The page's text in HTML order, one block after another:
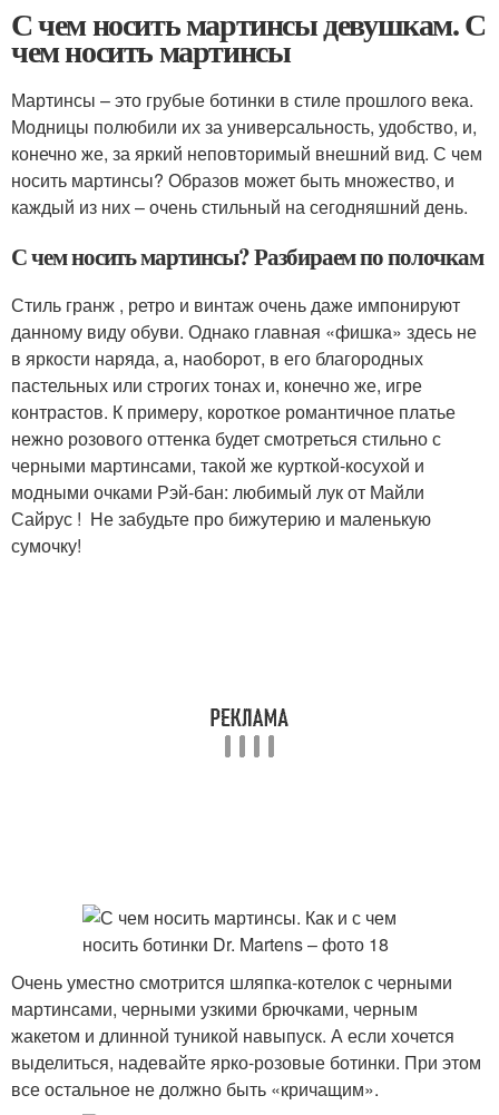
С чем носить мартинсы девушкам. С
чем носить мартинсы
Мартинсы – это грубые ботинки в стиле прошлого века.
Модницы полюбили их за универсальность, удобство, и,
конечно же, за яркий неповторимый внешний вид. С чем
носить мартинсы? Образов может быть множество, и
каждый из них – очень стильный на сегодняшний день.
С чем носить мартинсы? Разбираем по полочкам
Стиль гранж , ретро и винтаж очень даже импонируют
данному виду обуви. Однако главная «фишка» здесь не
в яркости наряда, а, наоборот, в его благородных
пастельных или строгих тонах и, конечно же, игре
контрастов. К примеру, короткое романтичное платье
нежно розового оттенка будет смотреться стильно с
черными мартинсами, такой же курткой-косухой и
модными очками Рэй-бан: любимый лук от Майли
Сайрус ! Не забудьте про бижутерию и маленькую
сумочку!
Очень уместно смотрится шляпка-котелок с черными
мартинсами, черными узкими брючками, черным
жакетом и длинной туникой навыпуск. А если хочется
выделиться, надевайте ярко-розовые ботинки. При этом
все остальное не должно быть «кричащим».